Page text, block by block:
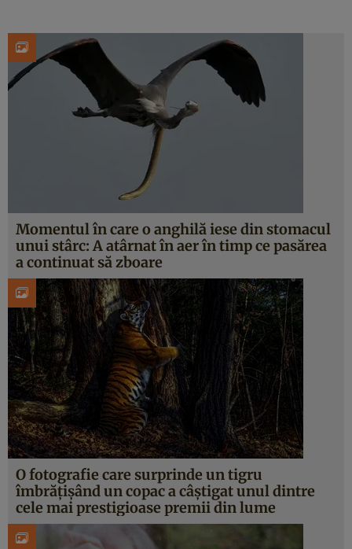
Momentul în care o anghilă iese din stomacul
unui stârc: A atârnat în aer în timp ce pasărea
a continuat să zboare
O fotografie care surprinde un tigru
îmbrățișând un copac a câștigat unul dintre
cele mai prestigioase premii din lume